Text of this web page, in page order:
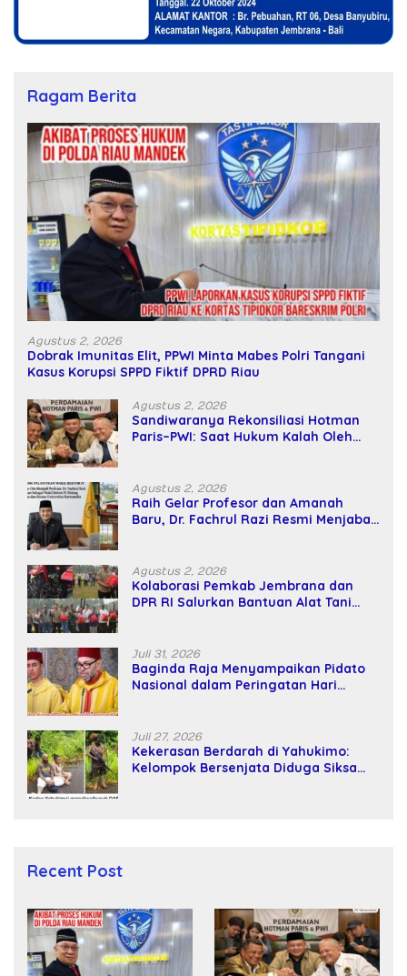
Ragam Berita
Agustus 2, 2026
Dobrak Imunitas Elit, PPWI Minta Mabes Polri Tangani
Kasus Korupsi SPPD Fiktif DPRD Riau
Agustus 2, 2026
Sandiwaranya Rekonsiliasi Hotman
Paris–PWI: Saat Hukum Kalah Oleh
Agustus 2, 2026
Raih Gelar Profesor dan Amanah
Baru, Dr. Fachrul Razi Resmi Menjabat
Agustus 2, 2026
Kolaborasi Pemkab Jembrana dan
DPR RI Salurkan Bantuan Alat Tani
Juli 31, 2026
Baginda Raja Menyampaikan Pidato
Nasional dalam Peringatan Hari
Juli 27, 2026
Kekerasan Berdarah di Yahukimo:
Kelompok Bersenjata Diduga Siksa
Recent Post